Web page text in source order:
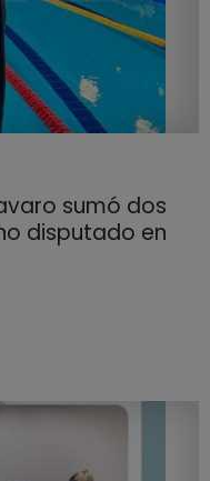
sumó dos
disputado en